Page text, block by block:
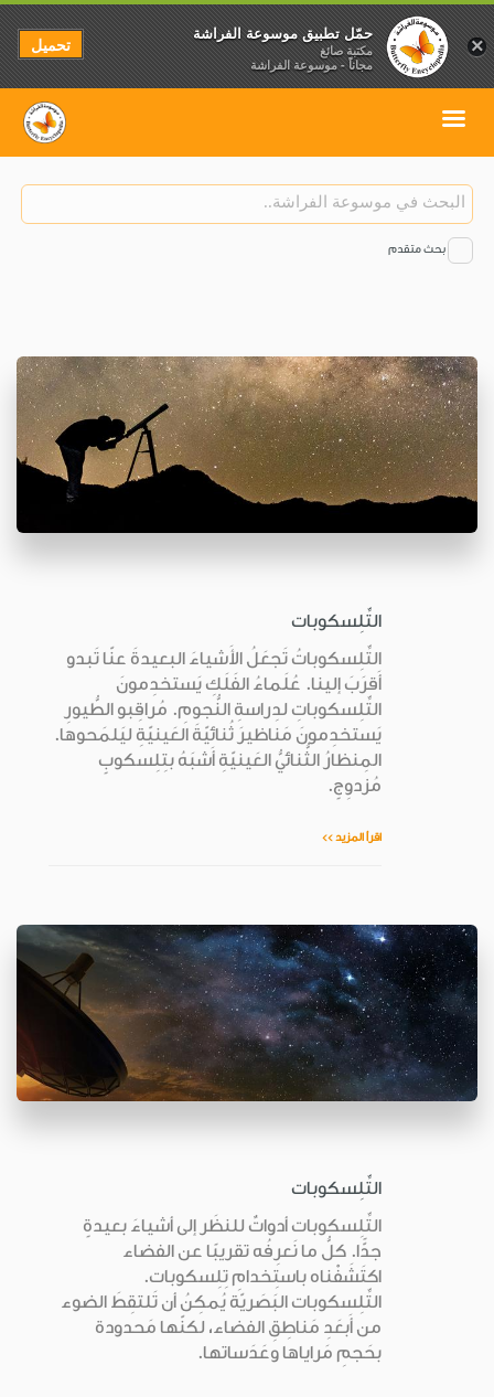
بحث متقدم
التِّلِسكوبات
التِّلِسكوباتُ تَجعَلُ الأَشياءَ البعيدةَ عنّا تَبدو
أَقرَبَ إلينا. عُلَماءُ الفَلَكِ يَستخدِمونَ
التِّلِسكوباتِ لدِراسةِ النُّجومِ. مُراقِبو الطُّيورِ
يَستخدِمونَ مَناظيرَ ثُنائيّةَ العَينيّةِ ليَلمَحوها.
المِنظارُ الثُّنائيُّ العَينيّةِ أَشبَهُ بتِلِسكوبٍ
مُزدوِجٍ.
اقرأ المزيد >>
التِّلِسكوبات
التِّلِسكوبات أدواتٌ للنظَر إلى أشياءَ بعيدةٍ
جدًّا. كلُّ ما نَعرِفُه تقريبًا عن الفضاء
اكتَشَفْناه باستِخدامِ تِلِسكوبات.
التِّلِسكوبات البَصَريّة يُمكِنُ أن تَلتقِطَ الضوء
من أَبعَدِ مَناطِقِ الفضاء، لكنّها مَحدودة
بحَجمِ مَراياها وعَدَساتها.
×
حمّل تطبيق موسوعة الفراشة
مكتبة صائغ
مجاناً - موسوعة الفراشة
تحميل